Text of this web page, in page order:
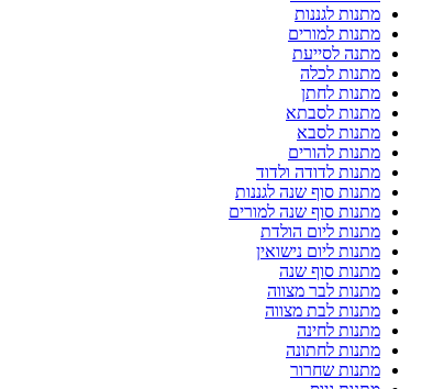
מתנות לגננות
מתנות למורים
מתנה לסייעת
מתנות לכלה
מתנות לחתן
מתנות לסבתא
מתנות לסבא
מתנות להורים
מתנות לדודה ולדוד
מתנות סוף שנה לגננות
מתנות סוף שנה למורים
מתנות ליום הולדת
מתנות ליום נישואין
מתנות סוף שנה
מתנות לבר מצווה
מתנות לבת מצווה
מתנות לחינה
מתנות לחתונה
מתנות שחרור